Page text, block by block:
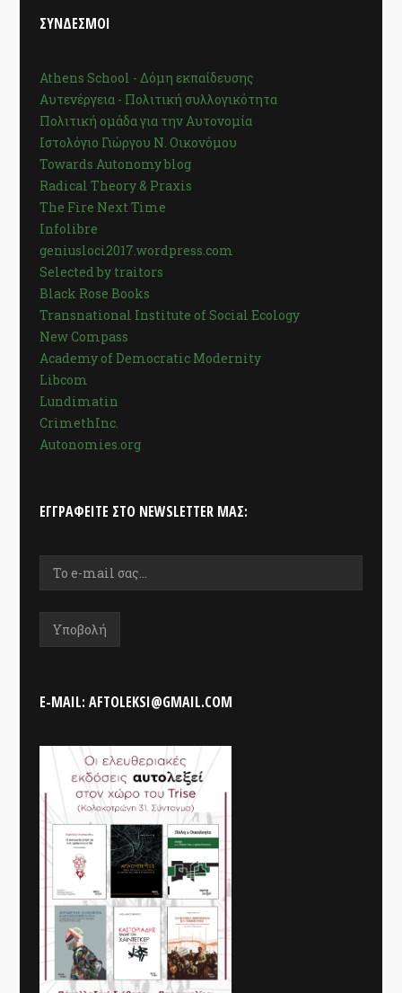
ΣΥΝΔΕΣΜΟΙ
Athens School - Δόμη εκπαίδευσης
Αυτενέργεια - Πολιτική συλλογικότητα
Πολιτική ομάδα για την Αυτονομία
Ιστολόγιο Γιώργου Ν. Οικονόμου
Towards Autonomy blog
Radical Theory & Praxis
The Fire Next Time
Infolibre
geniusloci2017.wordpress.com
Selected by traitors
Black Rose Books
Transnational Institute of Social Ecology
New Compass
Academy of Democratic Modernity
Libcom
Lundimatin
CrimethInc.
Autonomies.org
ΕΓΓΡΑΦΕΊΤΕ ΣΤΟ NEWSLETTER ΜΑΣ:
E-MAIL: AFTOLEKSI@GMAIL.COM